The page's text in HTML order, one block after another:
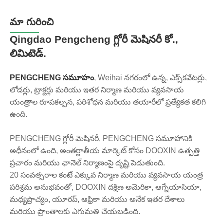
ఆసక్తి ఉంటే, దయచేసి సంకోచించకండి
మా గురించి
Qingdao Pengcheng గ్లోరీ మెషినరీ కో.,
లిమిటెడ్.
PENGCHENG సమూహం, Weihai నగరంలో ఉన్న, ఎక్స్‌కవేటర్లు,
లోడర్లు, ట్రాక్టర్లు మరియు ఇతర నిర్మాణ మరియు వ్యవసాయ
యంత్రాల రూపకల్పన, పరిశోధన మరియు తయారీలో ప్రత్యేకత కలిగి
ఉంది.
PENGCHENG గ్లోరీ మెషినరీ, PENGCHENG సమూహానికి
అధీనంలో ఉంది, అంతర్జాతీయ మార్కెట్ కోసం DOOXIN ఉత్పత్తి
ప్రచారం మరియు ఛానెల్ నిర్మాణంపై దృష్టి పెడుతుంది.
20 సంవత్సరాల కంటే ఎక్కువ నిర్మాణ మరియు వ్యవసాయ యంత్ర
పరిశ్రమ అనుభవంతో, DOOXIN దక్షిణ అమెరికా, ఆగ్నేయాసియా,
మధ్యప్రాచ్యం, యూరప్, ఆఫ్రికా మరియు అనేక ఇతర దేశాలు
మరియు ప్రాంతాలకు ఎగుమతి చేయబడింది.